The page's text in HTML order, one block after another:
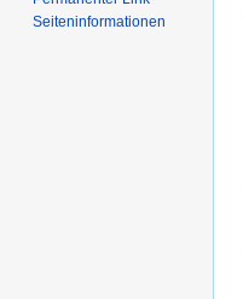
Seiten­informationen